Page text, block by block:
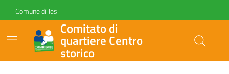
Skip to Main Content
Vai ai contenuti
Vai al footer
Comune di Jesi
Comitato di
quartiere Centro
storico